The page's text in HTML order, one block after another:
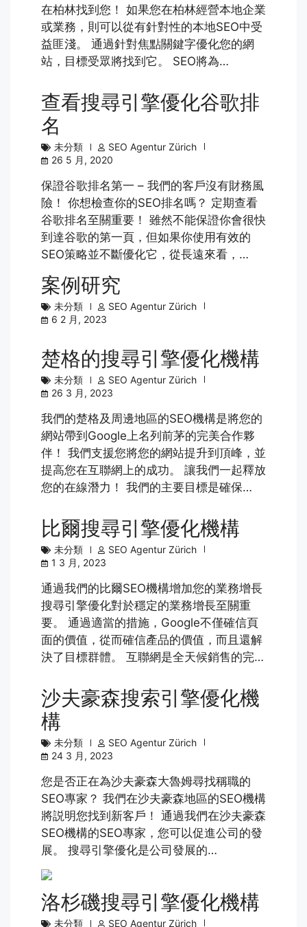
在柏林找到您！ 如果您在柏林經營本地企業
或業務，則可以從有針對性的本地SEO中受
益匪淺。 通過針對焦點關鍵字優化您的網
站，目標受眾將找到它。 SEO將為…
查看搜尋引擎優化谷歌排
名
未分類
SEO Agentur Zürich
26 5 月, 2020
保證谷歌排名第一 – 我們的客戶沒有財務風
險！ 你想檢查你的SEO排名嗎？ 定期查看
谷歌排名至關重要！ 雖然不能保證你會很快
到達谷歌的第一頁，但如果你使用有效的
SEO策略並不斷優化它，從長遠來看，…
案例研究
未分類
SEO Agentur Zürich
6 2 月, 2023
楚格的搜尋引擎優化機構
未分類
SEO Agentur Zürich
26 3 月, 2023
我們的楚格及周邊地區的SEO機構是將您的
網站帶到Google上名列前茅的完美合作夥
伴！ 我們支援您將您的網站提升到頂峰，並
提高您在互聯網上的成功。 讓我們一起釋放
您的在線潛力！ 我們的主要目標是確保…
比爾搜尋引擎優化機構
未分類
SEO Agentur Zürich
1 3 月, 2023
通過我們的比爾SEO機構增加您的業務增長
搜尋引擎優化對於穩定的業務增長至關重
要。 通過適當的措施，Google不僅確信頁
面的價值，從而確信產品的價值，而且還解
決了目標群體。 互聯網是全天候銷售的完…
沙夫豪森搜索引擎優化機
構
未分類
SEO Agentur Zürich
24 3 月, 2023
您是否正在為沙夫豪森大魯姆尋找稱職的
SEO專家？ 我們在沙夫豪森地區的SEO機構
將説明您找到新客戶！ 通過我們在沙夫豪森
SEO機構的SEO專家，您可以促進公司的發
展。 搜尋引擎優化是公司發展的…
洛杉磯搜尋引擎優化機構
未分類 SEO Agentur Zürich